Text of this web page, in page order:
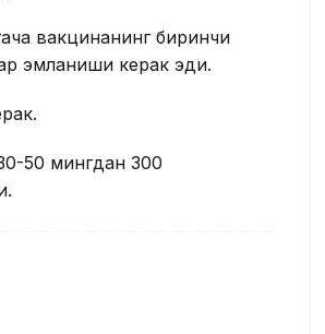
вакцинанинг биринчи
эмланиши керак эди.
50 мингдан 300